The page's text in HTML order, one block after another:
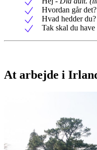
Hvordan går
Hvad hedder
Tak skal du have
At arbejde i